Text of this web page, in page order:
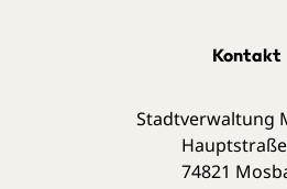
Kontakt
Stadtverwaltung
74821